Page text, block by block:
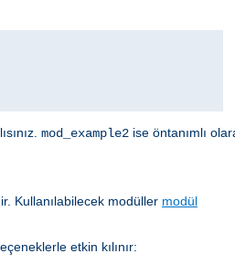
mod_example2 ise öntanımlı
Kullanılabilecek modüller modül
etkin kılınır: